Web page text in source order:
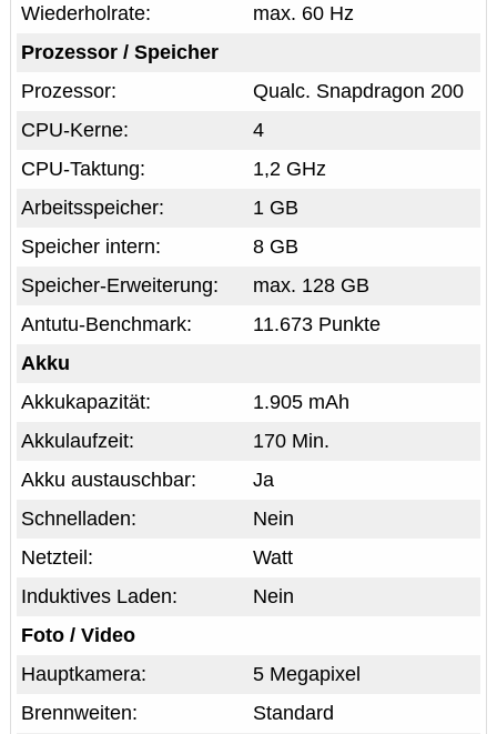
max. 60 Hz
Wiederholrate:
Prozessor / Speicher
Qualc. Snapdragon 200
Prozessor:
4
CPU-Kerne:
1,2 GHz
CPU-Taktung:
1 GB
Arbeitsspeicher:
8 GB
Speicher intern:
max. 128 GB
Speicher-Erweiterung:
11.673 Punkte
Antutu-Benchmark:
Akku
1.905 mAh
Akkukapazität:
170 Min.
Akkulaufzeit:
Ja
Akku austauschbar:
Nein
Schnelladen:
Watt
Netzteil:
Nein
Induktives Laden:
Foto / Video
5 Megapixel
Hauptkamera:
Standard
Brennweiten: